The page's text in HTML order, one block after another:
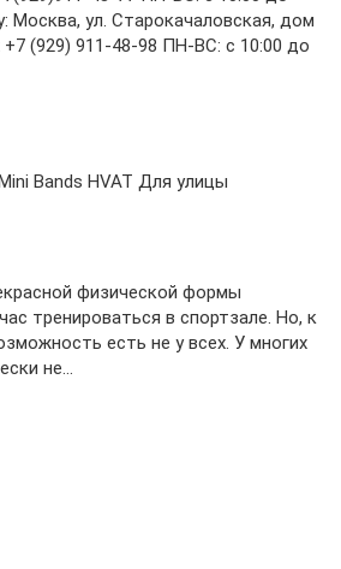
Москва, ул. Старокачаловская, дом
+7 (929) 911-48-98 ПН-ВС: с 10:00 до
Bands HVAT Для улицы
физической формы
тренироваться в спортзале. Но, к
есть не у всех. У многих
не…